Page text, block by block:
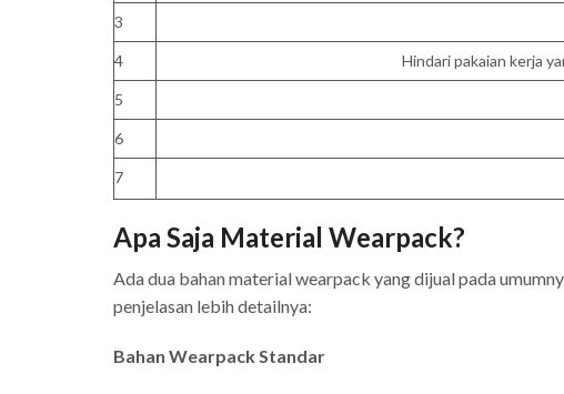
3
4 Hindari pakaian kerja
5
6
7
Apa Saja Material Wearpack?
Ada dua bahan material wearpack yang dijual pada
penjelasan lebih detailnya:
Bahan Wearpack Standar